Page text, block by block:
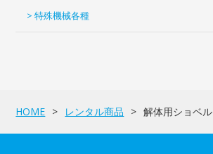
> 特殊機械各種
HOME レンタル商品 解体用ショベル